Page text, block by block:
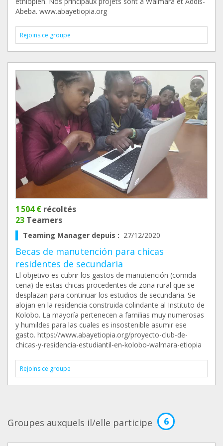
Abeba. www.abayetiopia.org
Rejoins ce groupe
1 504 € récoltés
23 Teamers
Teaming Manager depuis : 27/12/2020
Becas de manutención para chicas
residentes de secundaria
El objetivo es cubrir los gastos de manutención (comida-
cena) de estas chicas procedentes de zona rural que se
desplazan para continuar los estudios de secundaria. Se
alojan en la residencia construida colindante al Instituto de
Kolobo. La mayoría pertenecen a familias muy numerosas
y humildes para las cuales es insostenible asumir ese
gasto. https://www.abayetiopia.org/proyecto-club-de-
chicas-y-residencia-estudiantil-en-kolobo-walmara-etiopia
Rejoins ce groupe
Groupes auxquels il/elle participe 6